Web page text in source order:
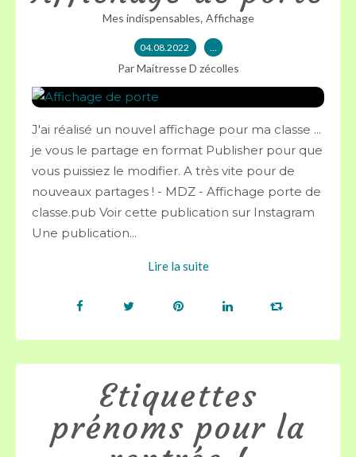
Mes indispensables, Affichage
04.08.2022 …
Par Maitresse D zécolles
J'ai réalisé un nouvel affichage pour ma classe ...
je vous le partage en format Publisher pour que
vous puissiez le modifier. A très vite pour de
nouveaux partages ! - MDZ - Affichage porte de
classe.pub Voir cette publication sur Instagram
Une publication...
Lire la suite
Etiquettes
prénoms pour la